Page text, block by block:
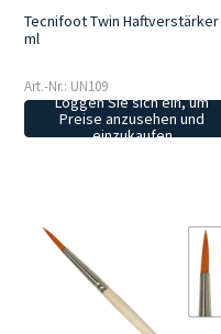
Tecnifoot Twin Haftverstärker
ml
Art.-Nr.: UN109
Loggen Sie sich ein, um
Preise anzusehen und
einzukaufen